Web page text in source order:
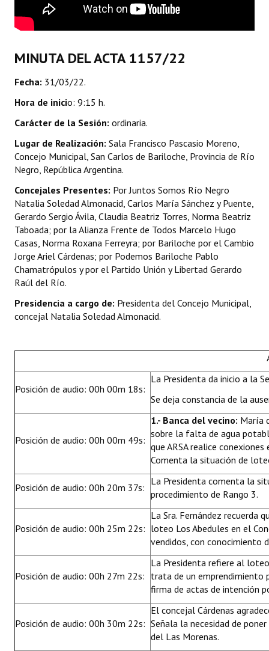
Resoluciones de Presidencia
Antiguos Pobladores
Noticias Destacadas
Premio al Mérito - Registro
Audiencias Públicas - Registro
Mujeres que Dejaron Huellas - Registro
Periodistas Decanos - Registro
Ciudadano Ilustre - Registro
Banca del Vecino - Registro
Huéspedes de Honor - Registro
REFORMA DE LA CARTA ORGÁNICA
MINUTA DEL ACTA 1157/22
Fecha: 31/03/22.
Hora de inicio: 9:15 h.
Carácter de la Sesión: ordinaria.
Lugar de Realización: Sala Francisco Pascasio Moreno,
Concejo Municipal, San Carlos de Bariloche, Provincia de Río
Negro, República Argentina.
Concejales Presentes: Por Juntos Somos Río Negro
Natalia Soledad Almonacid, Carlos María Sánchez y Puente,
Gerardo Sergio Ávila, Claudia Beatriz Torres, Norma Beatriz
Taboada; por la Alianza Frente de Todos Marcelo Hugo
Casas, Norma Roxana Ferreyra; por Bariloche por el Cambio
Jorge Ariel Cárdenas; por Podemos Bariloche Pablo
Chamatrópulos y por el Partido Unión y Libertad Gerardo
Raúl del Río.
Presidencia a cargo de: Presidenta del Concejo Municipal,
concejal Natalia Soledad Almonacid.
Posición de audio: 00h 00m 18s:
La Presidenta da inicio a la
Se deja constancia de la
Posición de audio: 00h 00m 49s:
1.- Banca del vecino: María
sobre la falta de agua
que ARSA realice
Comenta la situación de
Posición de audio: 00h 20m 37s:
La Presidenta comenta la
procedimiento de Rango 3.
Posición de audio: 00h 25m 22s:
La Sra. Fernández recuerda
loteo Los Abedules en el
vendidos, con conocimiento
Posición de audio: 00h 27m 22s:
La Presidenta refiere al
trata de un emprendimiento
firma de actas de intención
Posición de audio: 00h 30m 22s:
El concejal Cárdenas
Señala la necesidad de
del Las Morenas.